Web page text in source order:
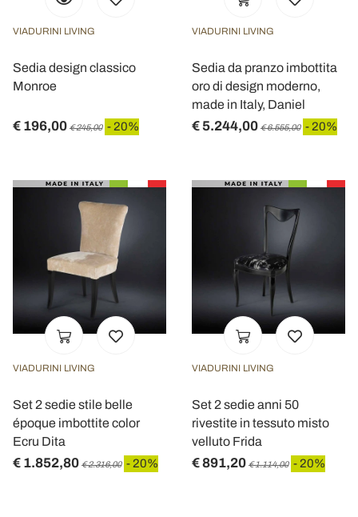
VIADURINI LIVING
Sedia design classico
Monroe
€ 196,00 € 245,00 - 20%
VIADURINI LIVING
Sedia da pranzo imbottita
oro di design moderno,
made in Italy, Daniel
€ 5.244,00 € 6.555,00 - 20%
VIADURINI LIVING
Set 2 sedie stile belle
époque imbottite color
Ecru Dita
€ 1.852,80 € 2.316,00 - 20%
VIADURINI LIVING
Set 2 sedie anni 50
rivestite in tessuto misto
velluto Frida
€ 891,20 € 1.114,00 - 20%